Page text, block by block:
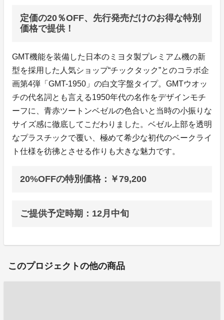
定価の20％OFF、先行発売だけのお得な特別
価格で提供！
GMT機能を装備した日本のミヨタ製プレミアム機の新
型を採用した人気ショップ“チックタック”とのコラボ企
画第4弾「GMT-1950」の白文字盤タイプ。GMTウオッ
チの代名詞とも言える1950年代の名作をデザインモチ
ーフに、青赤ツートンベゼルの色合いと当時の小振りな
サイズ感に徹底してこだわりました。ベゼル上部を透明
なプラスチックで覆い、極めて希少な初代のベークライ
ト仕様を彷彿とさせる作りも大きな魅力です。
20%OFFの特別価格：￥79,200
ご提供予定時期：12月中旬
このプロジェクトの他の商品